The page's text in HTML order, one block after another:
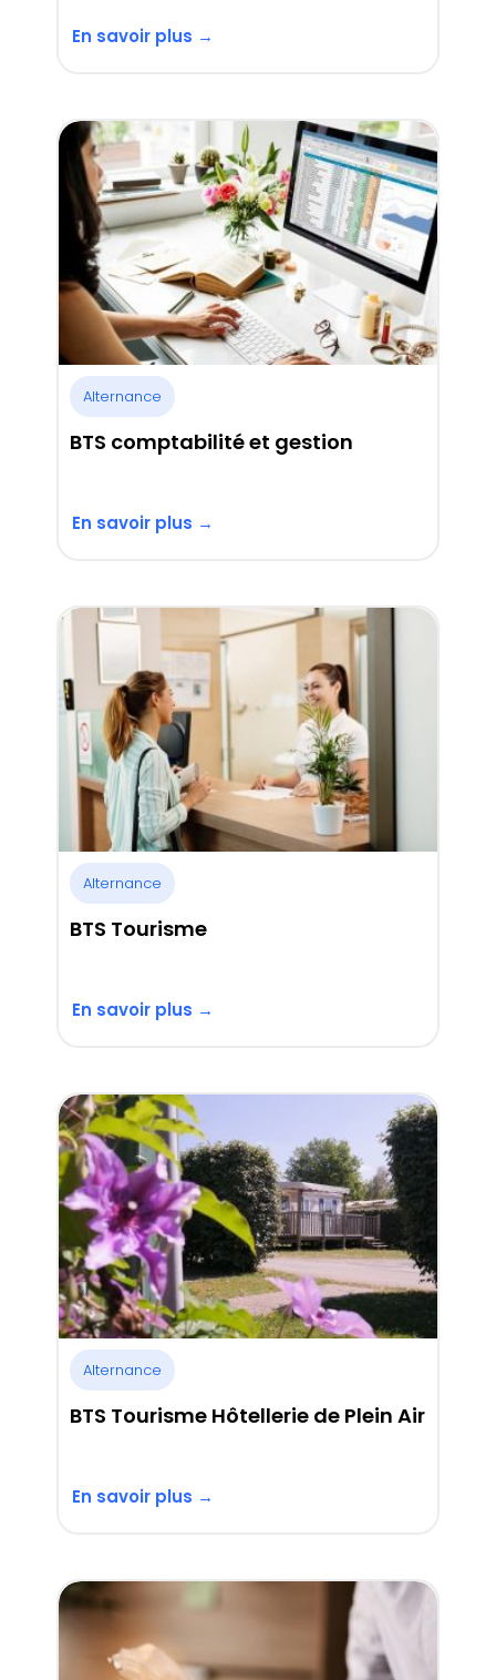
En savoir plus →
Alternance
BTS comptabilité et gestion
En savoir plus →
Alternance
BTS Tourisme
En savoir plus →
Alternance
BTS Tourisme Hôtellerie de Plein Air
En savoir plus →